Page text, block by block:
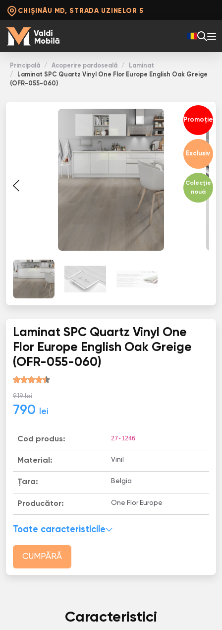
CHIȘINĂU MD, STRADA UZINELOR 5
Principală Acoperire pardoseală
Laminat
Laminat SPC Quartz Vinyl One Flor Europe English Oak Greige
(OFR-055-060)
Promoție
Exclusiv
Colecție
nouă
Laminat SPC Quartz Vinyl One
Flor Europe English Oak Greige
(OFR-055-060)
919 lei
790 lei
Cod produs: 27-1246
Material: Vinil
Țara: Belgia
Producător: One Flor Europe
Toate caracteristicile
CUMPĂRĂ
Caracteristici